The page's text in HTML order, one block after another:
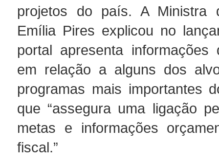
projetos do país. A Ministra
Emília Pires explicou no
portal apresenta informações
em relação a alguns dos
programas mais importantes
que “assegura uma ligação
metas e informações
fiscal.”